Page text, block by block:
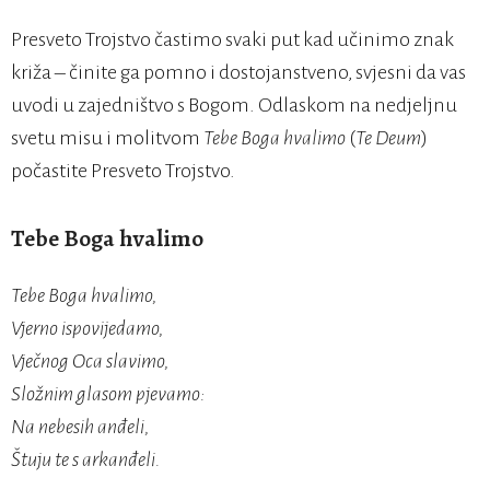
Presveto Trojstvo častimo svaki put kad učinimo znak
križa – činite ga pomno i dostojanstveno, svjesni da vas
uvodi u zajedništvo s Bogom. Odlaskom na nedjeljnu
svetu misu i molitvom Tebe Boga hvalimo (Te Deum)
počastite Presveto Trojstvo.
Tebe Boga hvalimo
Tebe Boga hvalimo,
Vjerno ispovijedamo,
Vječnog Oca slavimo,
Složnim glasom pjevamo:
Na nebesih anđeli,
Štuju te s arkanđeli.